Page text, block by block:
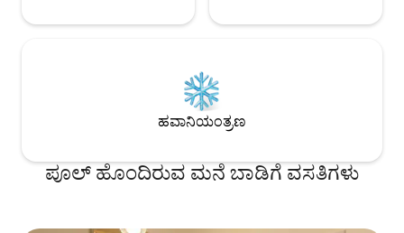
ಹವಾನಿಯಂತ್ರಣ
ಪೂಲ್ ಹೊಂದಿರುವ ಮನೆ ಬಾಡಿಗೆ ವಸತಿಗಳು